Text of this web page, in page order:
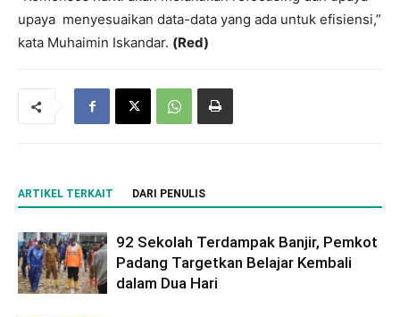
upaya menyesuaikan data-data yang ada untuk efisiensi,”
kata Muhaimin Iskandar. (Red)
ARTIKEL TERKAIT DARI PENULIS
92 Sekolah Terdampak Banjir, Pemkot
Padang Targetkan Belajar Kembali
dalam Dua Hari